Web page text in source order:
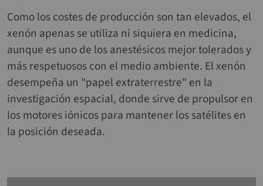
Como los costes de producción son tan elevados, el
xenón apenas se utiliza ni siquiera en medicina,
aunque es uno de los anestésicos mejor tolerados y
más respetuosos con el medio ambiente. El xenón
desempeña un "papel extraterrestre" en la
investigación espacial, donde sirve de propulsor en
los motores iónicos para mantener los satélites en
la posición deseada.